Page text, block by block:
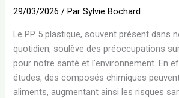
29/03/2026/ ParSylvie Bochard
Le PP 5 plastique, souvent présent dans
quotidien, soulève des préoccupations
pour notre santé et l’environnement. En
études, des composés chimiques
aliments, augmentant ainsi les risques